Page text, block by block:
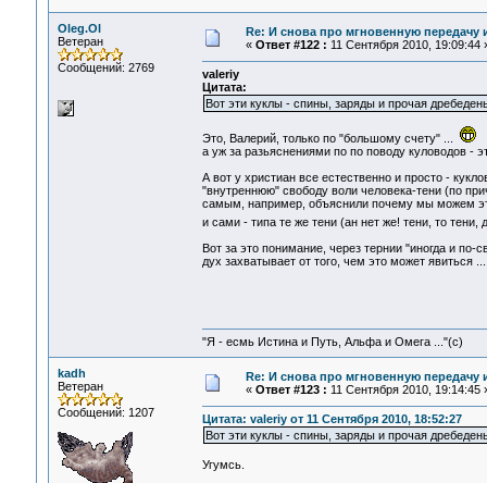
Oleg.Ol
Ветеран
Сообщений: 2769
Re: И снова про мгновенную
« Ответ #122 : 11 Сентября 2010, 19:09:44
valeriy
Цитата:
Вот эти куклы - спины, заряды и прочая
Это, Валерий, только по "большому счету" ...
а уж за разьяснениями по по поводу куловодов -
А вот у христиан все естественно и просто -
"внутреннюю" свободу воли человека-тени (по
самым, например, объяснили почему мы можем
и сами - типа те же тени (ан нет же! тени, то
Вот за это понимание, через тернии "иногда и
дух захватывает от того, чем это может явиться ...
"Я - есмь Истина и Путь, Альфа и Омега ..."(с)
kadh
Ветеран
Сообщений: 1207
Re: И снова про мгновенную
« Ответ #123 : 11 Сентября 2010, 19:14:45
Цитата: valeriy от 11 Сентября 2010, 18:52:27
Вот эти куклы - спины, заряды и прочая
Угумсь.